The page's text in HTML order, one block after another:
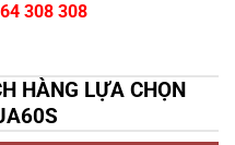
308 308
HÀNG LỰA CHỌN